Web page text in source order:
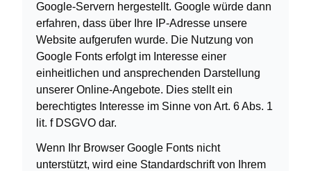
Google-Servern hergestellt. Google würde dann
erfahren, dass über Ihre IP-Adresse unsere
Website aufgerufen wurde. Die Nutzung von
Google Fonts erfolgt im Interesse einer
einheitlichen und ansprechenden Darstellung
unserer Online-Angebote. Dies stellt ein
berechtigtes Interesse im Sinne von Art. 6 Abs. 1
lit. f DSGVO dar.
Wenn Ihr Browser Google Fonts nicht
unterstützt, wird eine Standardschrift von Ihrem